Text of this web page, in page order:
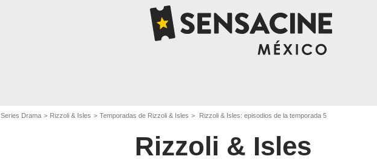
Series Drama Rizzoli & Isles Temporadas de Rizzoli & Isles Rizzoli & Isles: episodios de la temporada 5
Rizzoli & Isles